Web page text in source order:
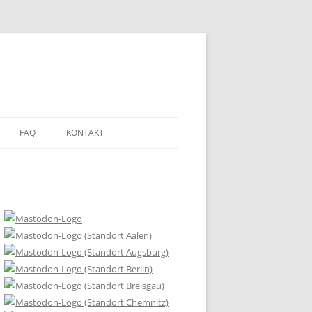
FAQ KONTAKT